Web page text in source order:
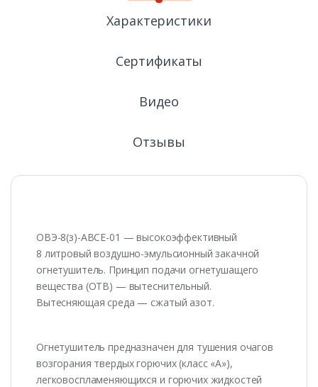
Характеристики
Сертификаты
Видео
Отзывы
ОВЭ-8(з)-АВСЕ-01 — высокоэффективный
8 литровый воздушно-эмульсионный закачной
огнетушитель. Принцип подачи огнетушащего
вещества (ОТВ) — вытеснительный.
Вытесняющая среда — сжатый азот.
Огнетушитель предназначен для тушения очагов
возгорания твердых горючих (класс «А»),
легковоспламеняющихся и горючих жидкостей